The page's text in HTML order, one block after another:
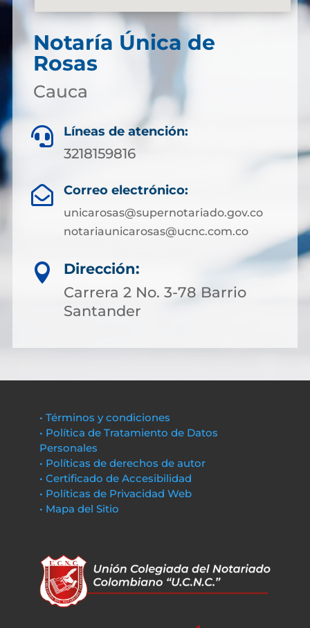
Notaría Única de
Rosas
Cauca
 Líneas de atención:
3218159816
 Correo electrónico:
unicarosas@supernotariado.gov.co
notariaunicarosas@ucnc.com.co

Dirección:
Carrera 2 No. 3-78 Barrio
Santander
• Términos y condiciones
• Política de Tratamiento de Datos
Personales
• Políticas de derechos de autor
• Certificado de Accesibilidad
• Políticas de Privacidad Web
• Mapa del Sitio